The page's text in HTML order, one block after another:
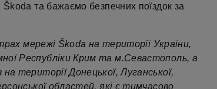
та бажаємо безпечних поїздок за
мережі Škoda на території України,
Республіки Крим та м.Севастополь, а
території Донецької, Луганської,
областей, які є тимчасово